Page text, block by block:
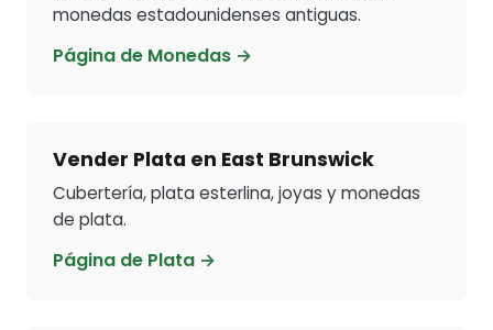
monedas estadounidenses antiguas.
Página de Monedas →
Vender Plata en East Brunswick
Cubertería, plata esterlina, joyas y monedas
de plata.
Página de Plata →